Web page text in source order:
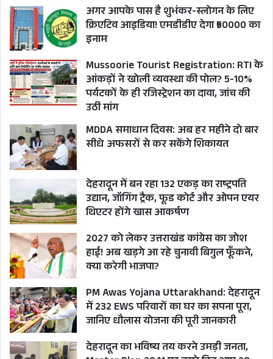
देश का सबसे सख्त लोकायुक्त बिल
2011 में जब पूरे देश में अन्ना हजारे (Anna Hazare) के
नेतृत्व में भ्रष्टाचार विरोधी आंदोलन उफान पर था, तब बीसी
खंडूरी ने उत्तराखंड में देश के सबसे सख्त लोकायुक्त
विधेयकों में से एक पेश किया।
दायरे में रखा गया था। उस समय इसे राजनीतिक ईमानदारी का साहसी
उदाहरण माना गया। खंडूरी ने सरकारी सेवाओं को समयबद्ध तरीके से
उपलब्ध कराने के लिए भी कानून बनाए ताकि आम लोगों को दफ्तरों के
चक्कर न काटने पड़ें।
उनका दूसरा कार्यकाल सितंबर 2011 में शुरू हुआ, जब
भ्रष्टाचार और प्रशासनिक विवादों के कारण भाजपा नेतृत्व
ने एक बार फिर उन्हीं पर भरोसा जताया। उस समय
राज्यभर में एक नारा गूंजा—“खंडूरी है जरूरी।” यह केवल
चुनावी स्लोगन नहीं था, बल्कि उनकी व्यक्तिगत
विश्वसनीयता की राजनीतिक स्वीकार्यता थी।
पार्टी को जीत दिलाई, खुद हार गए
अगर आपके पास है शुभंकर-स्लोगन के लिए
क्रिएटिव आइडिया! एमडीडीए देगा ₹50000 का
इनाम
Mussoorie Tourist Registration: RTI के
आंकड़ों ने खोली व्यवस्था की पोल? 5-10%
पर्यटकों के ही रजिस्ट्रेशन का दावा, जांच की
उठी मांग
MDDA समाधान दिवस: अब हर महीने दो बार
सीधे अफसरों से कर सकेंगे शिकायत
देहरादून में बन रहा 132 एकड़ का राष्ट्रपति
उद्यान, जॉगिंग ट्रैक, फूड कोर्ट और ओपन एयर
थिएटर होंगे खास आकर्षण
2027 को लेकर उत्तराखंड कांग्रेस का जोश
हाई! अब खड़गे आ रहे चुनावी बिगुल फूँकने,
क्या करेगी भाजपा?
PM Awas Yojana Uttarakhand: देहरादून
में 232 EWS परिवारों का घर का सपना पूरा,
जानिए धौलास योजना की पूरी जानकारी
देहरादून का भविष्य तय करने उमड़ी जनता,